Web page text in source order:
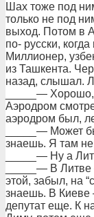
Шах тоже под
только не под
выход. Потом в
по- русски,
Миллионер,
из Ташкента.
назад, слышал.
_____—
Аэродром
аэродром был,
_____— Может
знаешь. Я там
_____— Ну а
_____— В
этой, забыл, на
знаешь. В Киеве
депутат еще. К